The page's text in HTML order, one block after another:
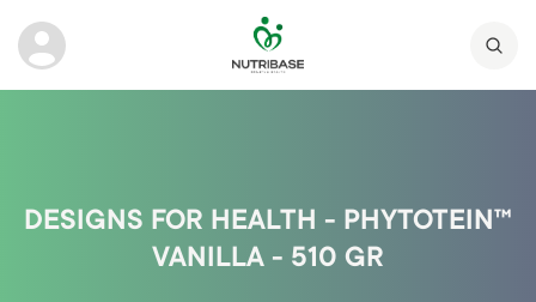
DESIGNS FOR HEALTH - PHYTOTEIN™
VANILLA - 510 GR